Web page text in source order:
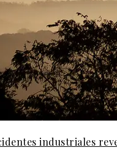
industriales